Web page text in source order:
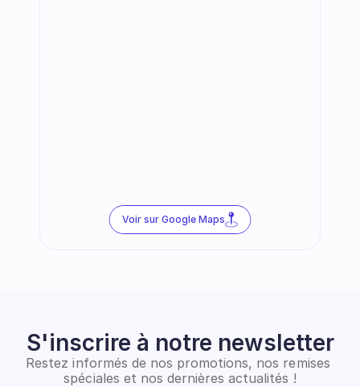
Voir sur Google Maps
S'inscrire à notre newsletter
Restez informés de nos promotions, nos remises
spéciales et nos dernières actualités !